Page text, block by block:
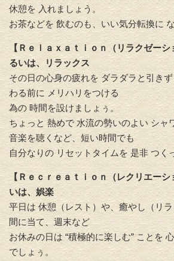
休憩を 入れましょう。
お茶などを 飲むのも、いい気分転換に
【Ｒｅｌａｘａｔｉｏｎ（リラクゼーシ
るいは、リラックス
その日の心身の疲れを ダラダラと引き
わる前に メリハリをつける
為の 時間を設けましょぅ。
ちょっと 熱めで 水流の勢いのよい シャ
音楽を聴くなど、短い時間でも
自分なりの リセットタイムを 是非 つく
【Ｒｅｃｒｅａｔｉｏｎ（レクリエー
いは、娯楽
平日は 休憩（レスト）や、癒やし（リラ
間に当て、週末など
お休みの日は “積極的に楽しむ”ことを
でしょぅ。